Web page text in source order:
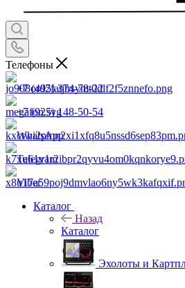
Телефоны
+7 (495) 374-78-22
+7 (925) 148-50-54
WhatsApp
Telegram
Viber
Каталог
Назад
Каталог
Эхолоты и